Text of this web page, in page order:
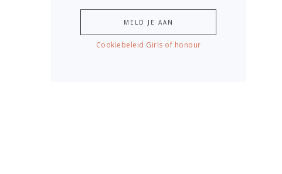
Cookiebeleid Girls of honour